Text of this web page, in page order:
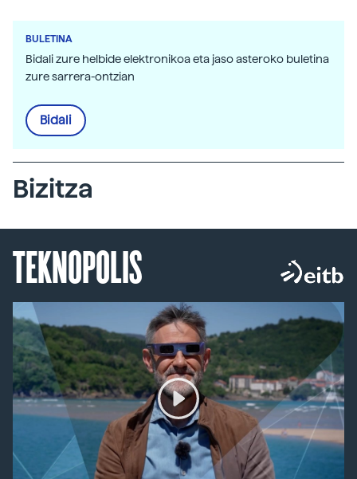
BULETINA
Bidali zure helbide elektronikoa eta jaso asteroko buletina
zure sarrera-ontzian
Bidali
Bizitza
TEKNOPOLIS